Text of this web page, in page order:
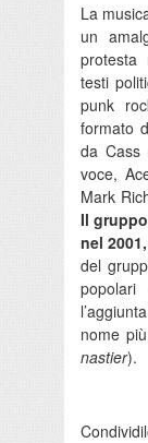
La
un
protesta
testi
punk
formato
da Cass
voce,
Mark
Il
nel
del
popolari
nome
nastier).